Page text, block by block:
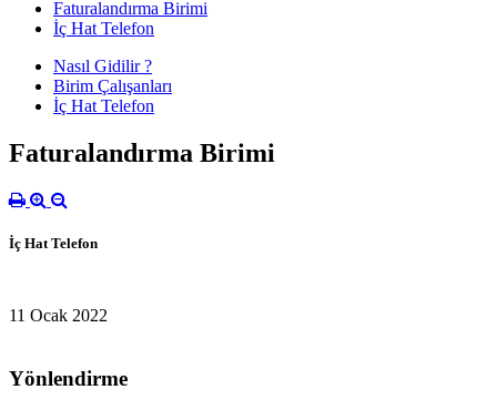
Faturalandırma Birimi
İç Hat Telefon
Nasıl Gidilir ?
Birim Çalışanları
İç Hat Telefon
Faturalandırma Birimi
İç Hat Telefon
11 Ocak 2022
Yönlendirme